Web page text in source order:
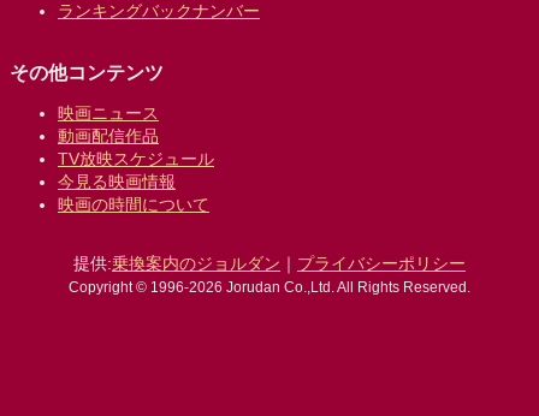
ランキングバックナンバー
その他コンテンツ
映画ニュース
動画配信作品
TV放映スケジュール
今見る映画情報
映画の時間について
提供:乗換案内のジョルダン ｜ プライバシーポリシー
Copyright © 1996-2026 Jorudan Co.,Ltd. All Rights Reserved.